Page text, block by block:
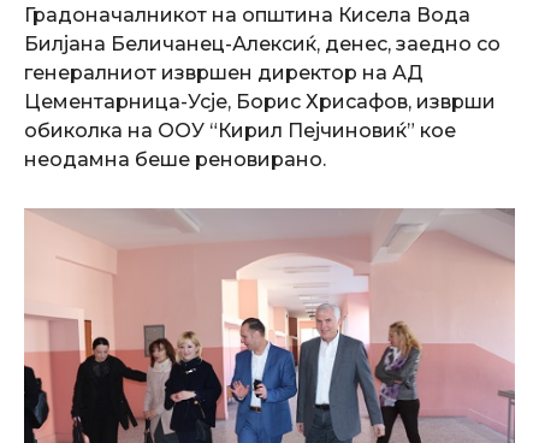
Градоначалникот на општина Кисела Вода
Билјана Беличанец-Алексиќ, денес, заедно со
генералниот извршен директор на АД
Цементарница-Усје, Борис Хрисафов, изврши
обиколка на ООУ “Кирил Пејчиновиќ” коe
неодамна беше реновиранo.